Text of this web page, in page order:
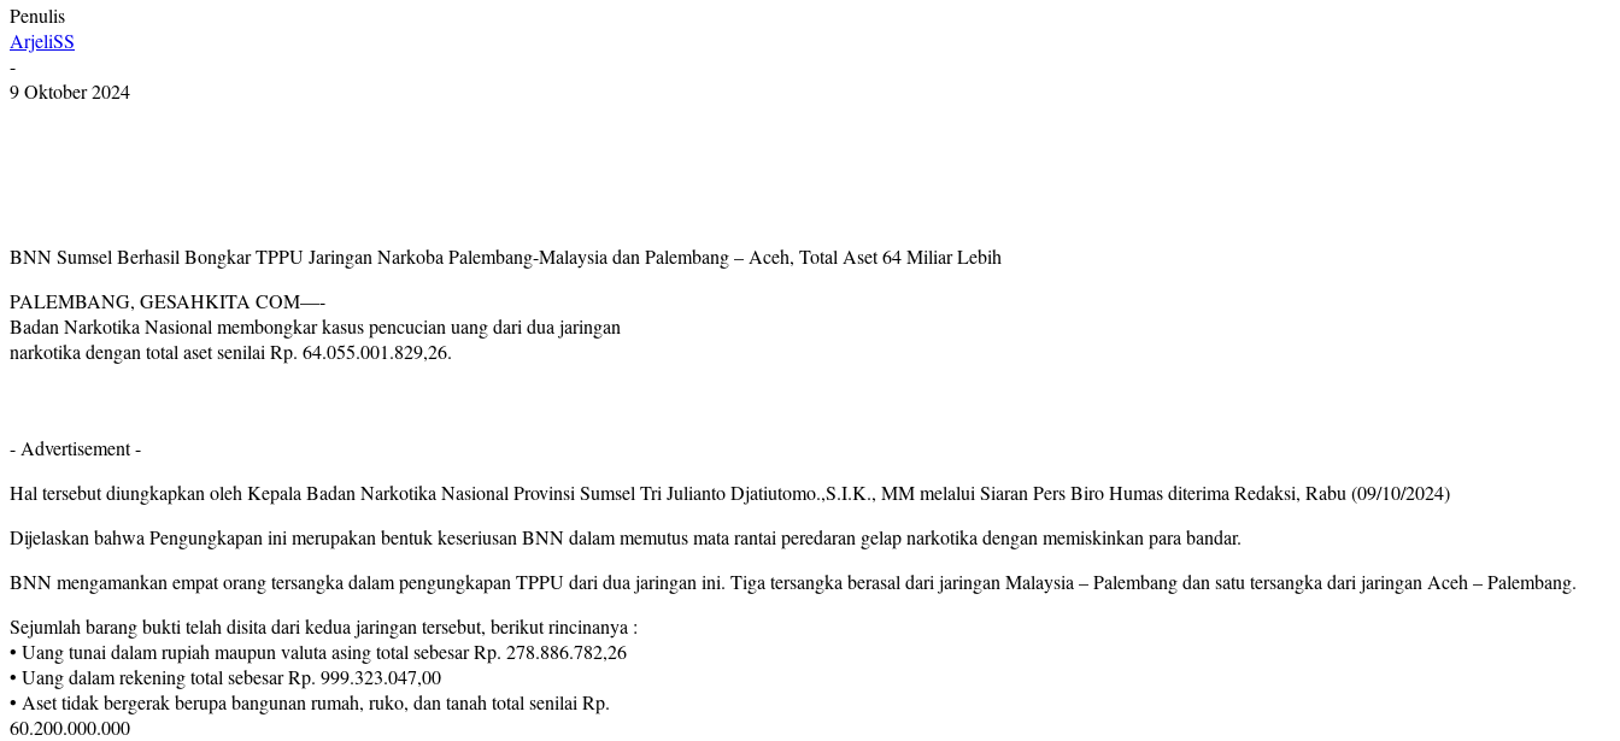
Penulis
ArjeliSS
-
9 Oktober 2024
BNN Sumsel Berhasil Bongkar TPPU Jaringan Narkoba Palembang-Malaysia dan Palembang – Aceh, Total Aset 64 Miliar Lebih
PALEMBANG, GESAHKITA COM—-
Badan Narkotika Nasional membongkar kasus pencucian uang dari dua jaringan
narkotika dengan total aset senilai Rp. 64.055.001.829,26.
- Advertisement -
Hal tersebut diungkapkan oleh Kepala Badan Narkotika Nasional Provinsi Sumsel Tri Julianto Djatiutomo.,S.I.K., MM melalui Siaran Pers Biro Humas diterima Redaksi, Rabu (09/10/2024)
Dijelaskan bahwa Pengungkapan ini merupakan bentuk keseriusan BNN dalam memutus mata rantai peredaran gelap narkotika dengan memiskinkan para bandar.
BNN mengamankan empat orang tersangka dalam pengungkapan TPPU dari dua jaringan ini. Tiga tersangka berasal dari jaringan Malaysia – Palembang dan satu tersangka dari jaringan Aceh – Palembang.
Sejumlah barang bukti telah disita dari kedua jaringan tersebut, berikut rincinanya :
• Uang tunai dalam rupiah maupun valuta asing total sebesar Rp. 278.886.782,26
• Uang dalam rekening total sebesar Rp. 999.323.047,00
• Aset tidak bergerak berupa bangunan rumah, ruko, dan tanah total senilai Rp.
60.200.000.000